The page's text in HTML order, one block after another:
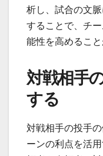
析し、試合の文
することで、チ
能性を高めること
対戦相手
する
対戦相手の投手
ーンの利点を活